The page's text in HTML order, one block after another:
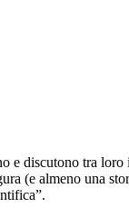
e discutono tra
(e almeno una